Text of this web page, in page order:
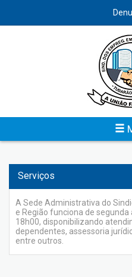
Um sindicato atuante, bem
clara de uma categoria bem
para os conflitos naturais que
Serviços
A Sede Administrativa do
e Região funciona de
18h00, disponibilizando
dependentes, assessoria
entre outros.